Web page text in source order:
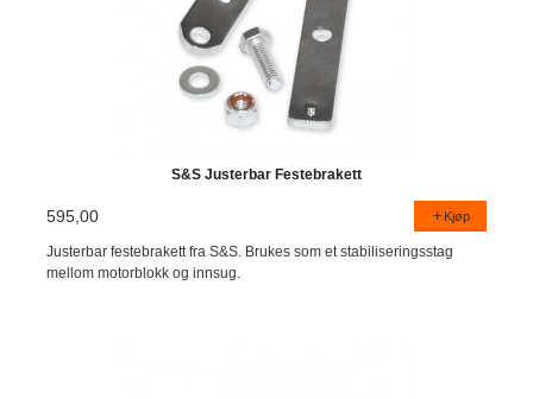
S&S Justerbar Festebrakett
595,00 Kjøp
Justerbar festebrakett fra S&S. Brukes som et stabiliseringsstag
mellom motorblokk og innsug.